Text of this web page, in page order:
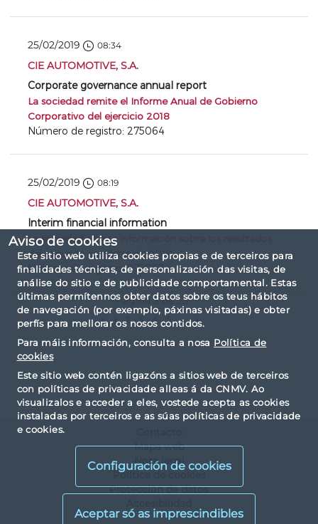
Aviso de cookies
Este sitio web utiliza cookies propias e de terceiros para
finalidades técnicas, de personalización das visitas, de
análise do sitio e de publicidade comportamental. Estas
últimas permítennos obter datos sobre os teus hábitos
de navegación (por exemplo, páxinas visitadas) e obter
perfís para mellorar os nosos contidos.
Para máis información, consulta a nosa Política de
cookies
Este sitio web contén ligazóns a sitios web de terceiros
con políticas de privacidade alleas á da CNMV. Ao
visualizalos e acceder a eles, vostede acepta as cookies
instaladas por terceiros e as súas políticas de privacidade
e cookies.
Configuración de cookies
25/02/2019 08:34
CIE AUTOMOTIVE, S.A.
Corporate governance annual report
La sociedad remite el Informe Anual de Gobierno
Corporativo del ejercicio 2018
Número de registro: 275064
25/02/2019 08:19
CIE AUTOMOTIVE, S.A.
Interim financial information
La sociedad remite información sobre los resultados
del segundo semestre de 2018
Número de registro: 275063
Página 3 de 55
« 2 3 4 5 ... »
Mapa web
Nota legal
Política de cookies
Protección de datos